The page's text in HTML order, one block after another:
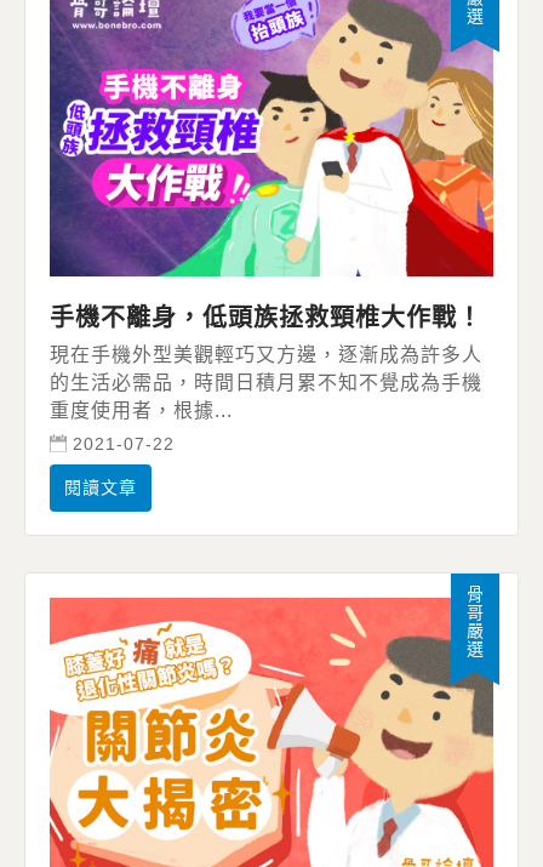
手機不離身，低頭族拯救頸椎大作戰！
現在手機外型美觀輕巧又方邊，逐漸成為許多人
的生活必需品，時間日積月累不知不覺成為手機
重度使用者，根據...
2021-07-22
閱讀文章
骨哥嚴選